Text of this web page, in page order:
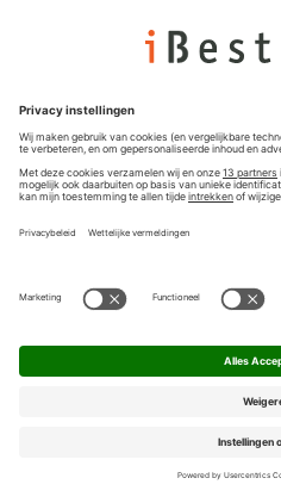
Privacyinstellingen